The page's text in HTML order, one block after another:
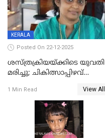
KERALA
Posted On 22-12-2025
ശസ്ത്രക്രിയയ്‌ക്കിടെ യുവതി
മരിച്ചു; ചികിത്സാപ്പിഴവ്
സംഭവം മാവേലിക്കരയിൽ
1 Min Read View All